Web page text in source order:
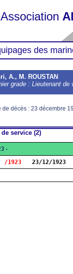
Association
des
A., M. ROUSTAN
grade : Lieutenant de
de décès : 23 décembre
de service (2)
-
/1923
23/12/1923